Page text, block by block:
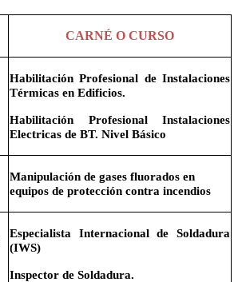
CARNÉ O CURSO
Habilitación Profesional de Instalaciones
Térmicas en Edificios.
Habilitación Profesional Instalaciones
Electricas de BT. Nivel Básico
Manipulación de gases fluorados en
equipos de protección contra incendios
Especialista Internacional de Soldadura
(IWS)
Inspector de Soldadura.